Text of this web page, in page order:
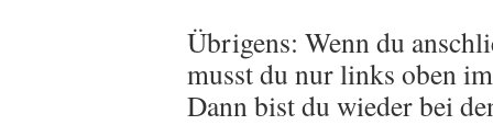
Übrigens: Wenn du
musst du nur links oben
Dann bist du wieder bei